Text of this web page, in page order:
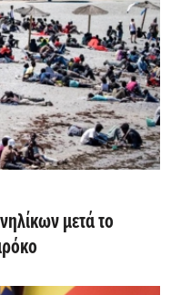
μετά το